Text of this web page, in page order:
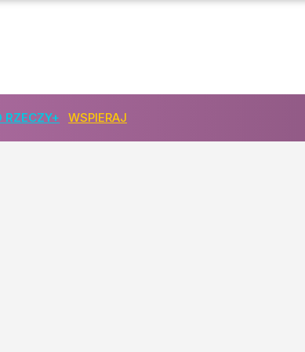
RZECZY+ WSPIERAJ
pożegnanie